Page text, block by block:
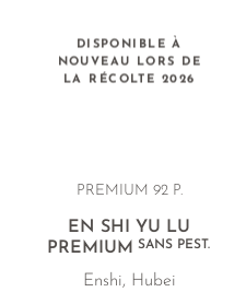
DISPONIBLE À
NOUVEAU LORS DE
LA RÉCOLTE 2026
PREMIUM 92 P.
EN SHI YU LU
PREMIUMSANS PEST.
Enshi, Hubei